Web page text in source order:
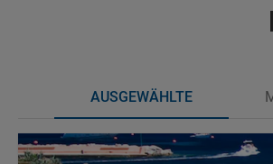
AUSGEWÄHLTE